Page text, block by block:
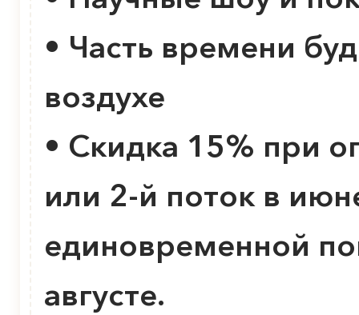
• Часть времени
воздухе
• Скидка 15% при
или 2-й поток в
единовременной
августе.